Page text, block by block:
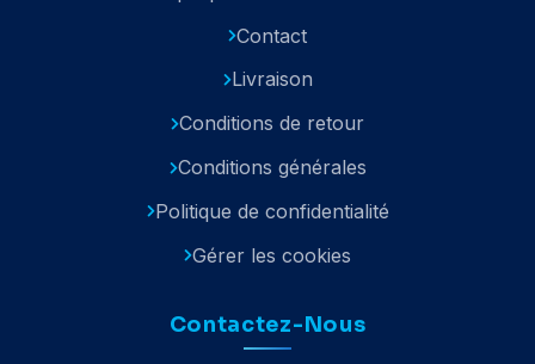
Contact
Livraison
Conditions de retour
Conditions générales
Politique de confidentialité
Gérer les cookies
Contactez-Nous